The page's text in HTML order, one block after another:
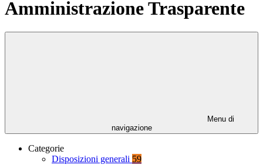
Amministrazione Trasparente
Menu di
navigazione
Categorie
Disposizioni generali 59